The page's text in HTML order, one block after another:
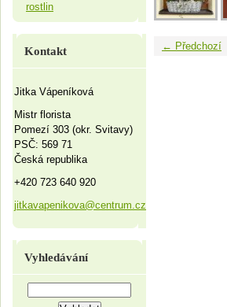
← Předchozí
rostlin
Kontakt
Jitka Vápeníková
Mistr florista
Pomezí 303 (okr. Svitavy)
PSČ: 569 71
Česká republika
+420 723 640 920
jitkavapenikova@centrum.cz
Vyhledávání